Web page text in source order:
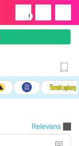
!
Relevans